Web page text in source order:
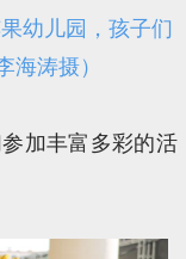
幼儿园，孩子们
海涛摄）
加丰富多彩的活